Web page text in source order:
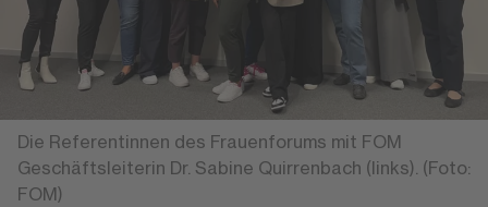
Die Referentinnen des Frauenforums mit FOM
Geschäftsleiterin Dr. Sabine Quirrenbach (links). (Foto:
FOM)